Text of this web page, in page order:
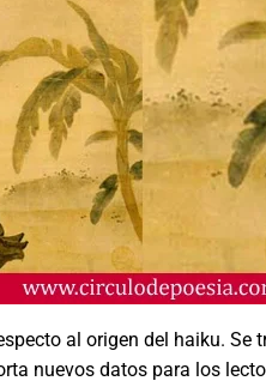
al origen del haiku.
nuevos datos para los